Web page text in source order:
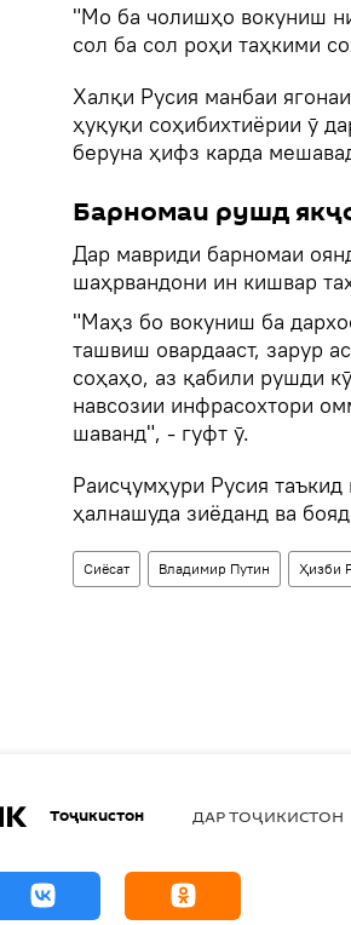
"Мо ба чолишҳо вокуниш
сол ба сол роҳи таҳкими
Халқи Русия манбаи
ҳуқуқи соҳибихтиёрии ӯ
беруна ҳифз карда
Барномаи рушд
Дар мавриди барномаи
шаҳрвандони ин кишвар
"Маҳз бо вокуниш ба
ташвиш овардааст, зарур
соҳаҳо, аз қабили рушди
навсозии инфрасохтори
шаванд", - гуфт ӯ.
Раисҷумҳури Русия
ҳалнашуда зиёданд ва
Сиёсат Владимир Путин Ҳизби
Тоҷикистон ДАР ТОҶИКИСТОН